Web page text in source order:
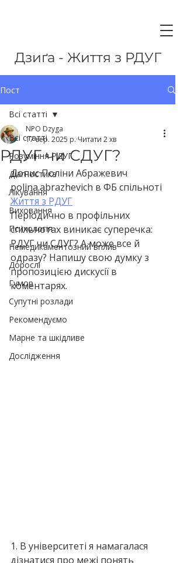
Дзиґа - Життя з РДУГ
Пост
Всі статті
Розуміння РДУГ
Діагностика
Лікування
Виховання
Психологія
Немедикаментозний вплив
Дорослі
Гумор
Супутні розлади
Рекомендуємо
Марне та шкідливе
Дослідження
Всі статті
РДУГ чи СДУГ?
NPO Dzyga
17 вер. 2025 р. Читати 2 хв
Допис Поліни Абражевич
polina.abrazhevich в ФБ спільноті
Життя з РДУГ
Періодично в профільних
спільнотах виникає суперечка:
РДУГ чи СДУГ? А може все й
одразу? Напишу свою думку з
пропозицією дискусії в
коментарях.
1. В університеті я намагалася
дізнатися про межі понять